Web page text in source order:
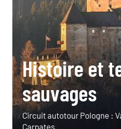
Histoire et
sauvages
Circuit autotour Pologne :
Carpates.